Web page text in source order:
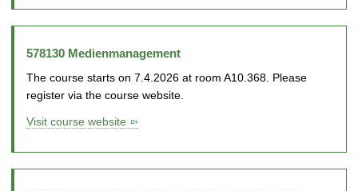
578130 Medienmanagement
The course starts on 7.4.2026 at room A10.368. Please
register via the course website.
Visit course website